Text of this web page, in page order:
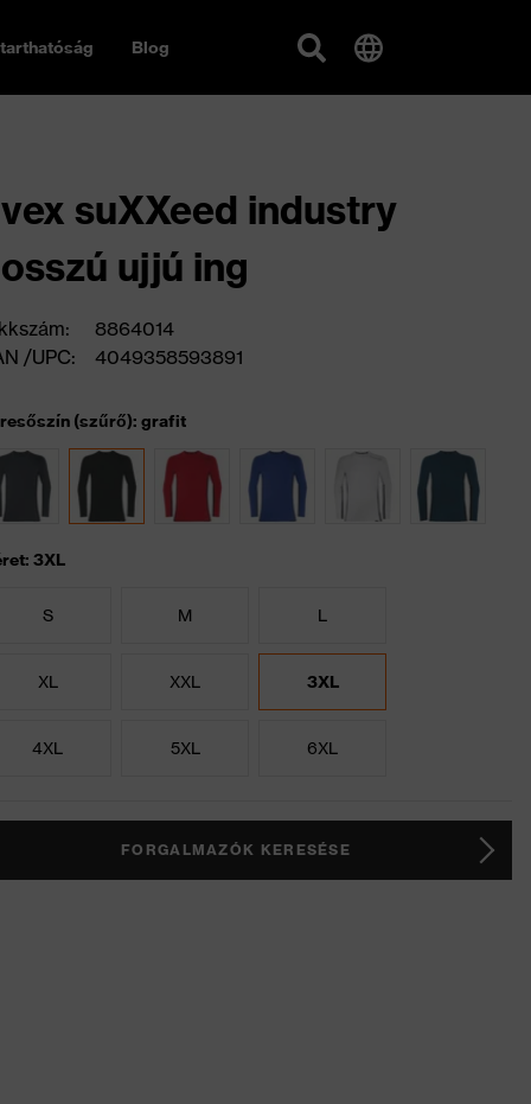
Blog
suXXeed industry
ujjú ing
8864014
/UPC:
4049358593891
(szűrő): grafit
3XL
S M L
XL XXL 3XL
4XL 5XL 6XL
FORGALMAZÓK KERESÉSE